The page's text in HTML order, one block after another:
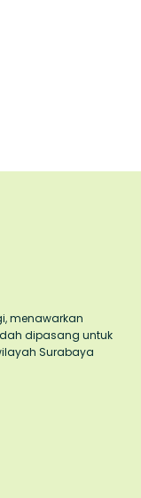
menawarkan
dipasang untuk
Surabaya